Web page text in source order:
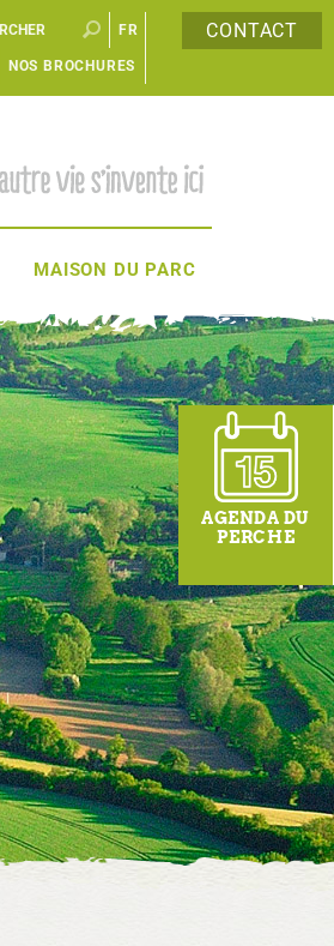
CONTACT
EN
FR
NOS BROCHURES
MAISON DU PARC
AGENDA DU
PERCHE